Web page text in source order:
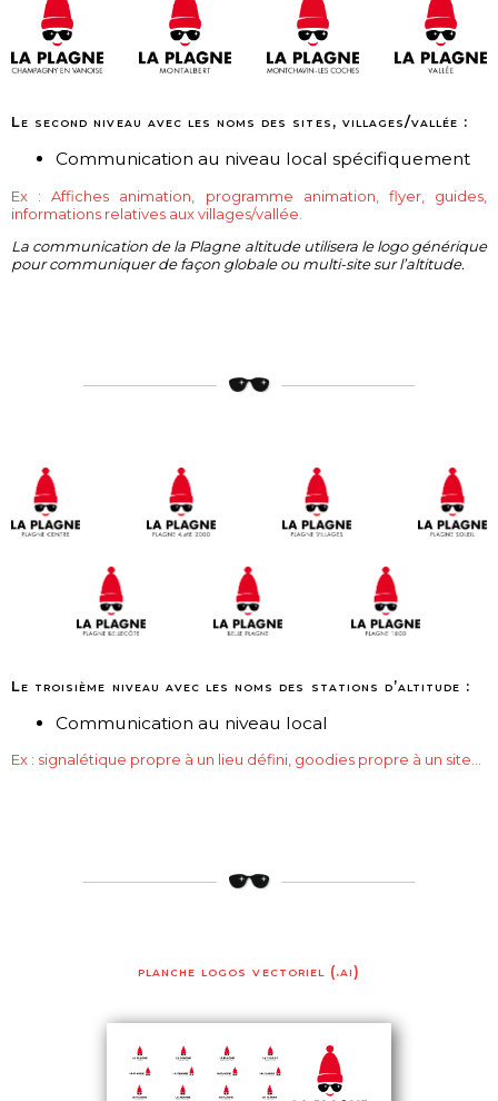
Le second niveau avec les noms des sites, villages/vallée :
Communication au niveau local spécifiquement
Ex : Affiches animation, programme animation, flyer, guides,
informations relatives aux villages/vallée.
La communication de la Plagne altitude utilisera le logo générique
pour communiquer de façon globale ou multi-site sur l’altitude.
Le troisième niveau avec les noms des stations d’altitude :
Communication au niveau local
Ex : signalétique propre à un lieu défini, goodies propre à un site…
planche logos vectoriel (.ai)